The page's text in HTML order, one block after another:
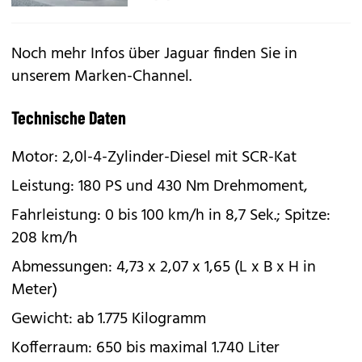
Noch mehr Infos über Jaguar finden Sie in
unserem Marken-Channel.
Technische Daten
Motor: 2,0l-4-Zylinder-Diesel mit SCR-Kat
Leistung: 180 PS und 430 Nm Drehmoment,
Fahrleistung: 0 bis 100 km/h in 8,7 Sek.; Spitze:
208 km/h
Abmessungen: 4,73 x 2,07 x 1,65 (L x B x H in
Meter)
Gewicht: ab 1.775 Kilogramm
Kofferraum: 650 bis maximal 1.740 Liter